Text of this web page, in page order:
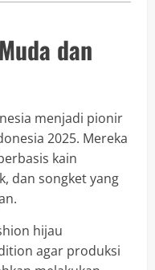
dan
menjadi pionir
2025. Mereka
kain
dan songket yang
hijau
agar produksi